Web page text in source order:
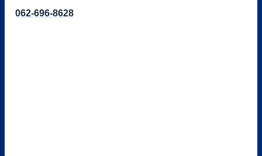
062-696-8628